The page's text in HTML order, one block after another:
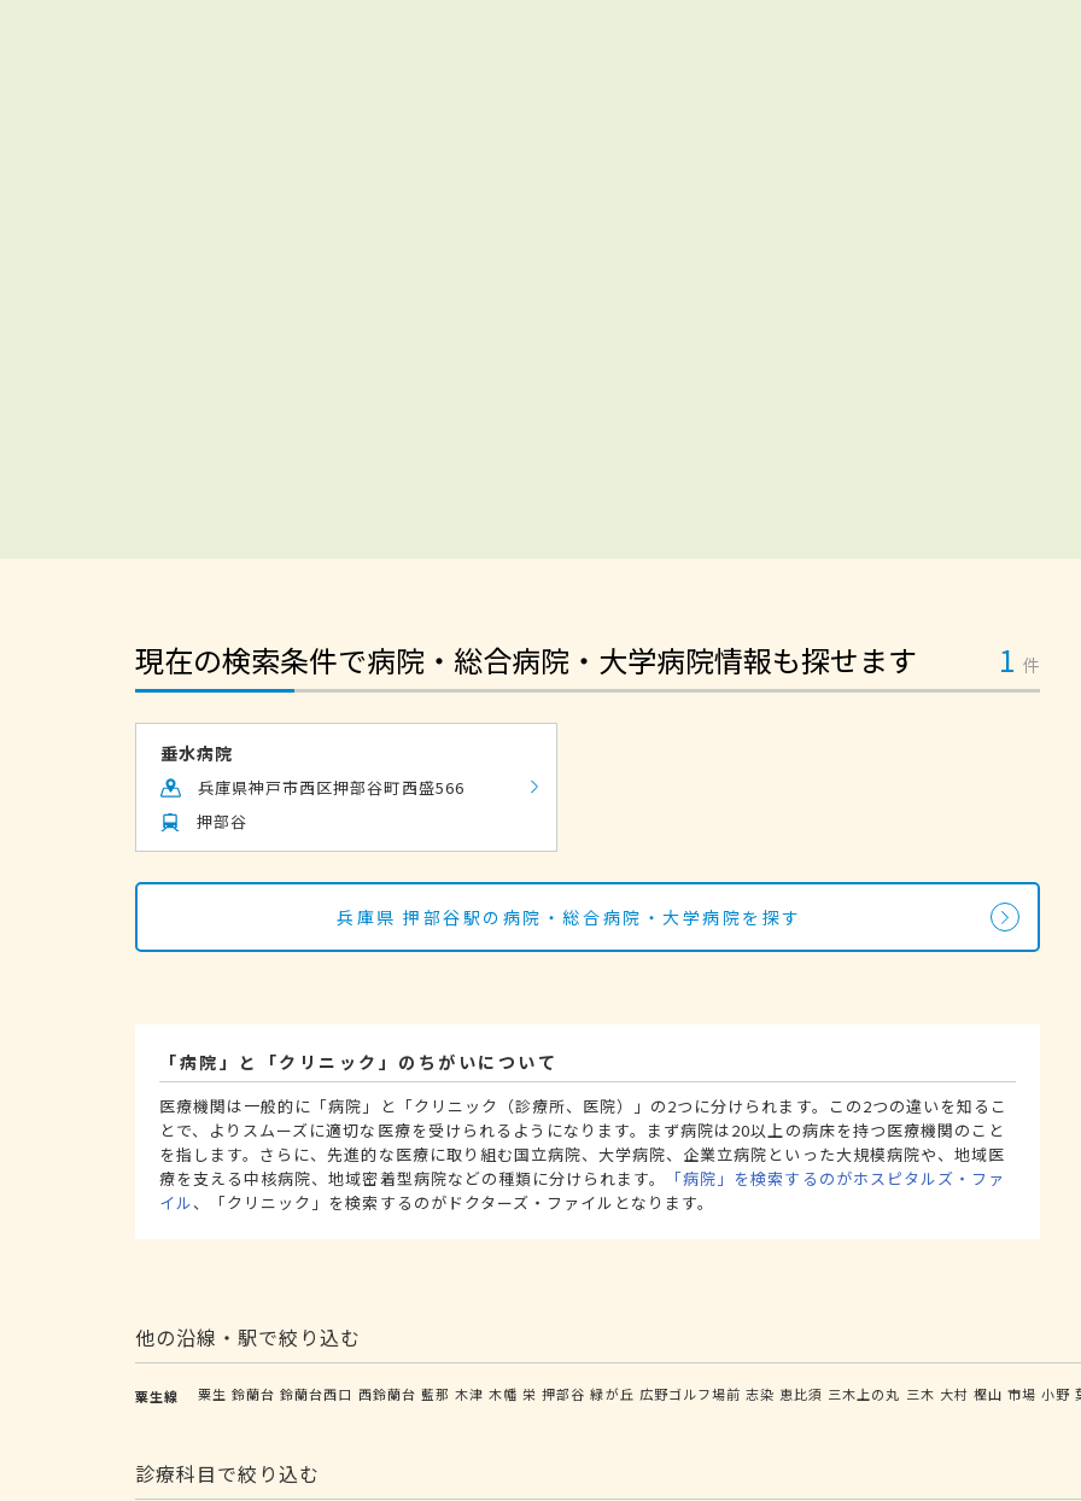
現在の検索条件で病院・総合病院・大学病院情報も探せます 1 件
垂水病院
兵庫県神戸市西区押部谷町西盛566
押部谷
兵庫県 押部谷駅の病院・総合病院・大学病院を探す
「病院」と「クリニック」のちがいについて
医療機関は一般的に「病院」と「クリニック（診療所、医院）」の2つに分けられます。この2つの違いを知るこ
とで、よりスムーズに適切な医療を受けられるようになります。まず病院は20以上の病床を持つ医療機関のこと
を指します。さらに、先進的な医療に取り組む国立病院、大学病院、企業立病院といった大規模病院や、地域医
療を支える中核病院、地域密着型病院などの種類に分けられます。
「病院」を検索するのがホスピタルズ・ファ
イル、「クリニック」を検索するのがドクターズ・ファイルとなります。
他の沿線・駅で絞り込む
粟生線 粟生 鈴蘭台 鈴蘭台西口 西鈴蘭台 藍那 木津 木幡 栄 押部谷 緑が丘 広野ゴルフ場前 志染 恵比須 三木上の丸 三木 大村 樫山 市場 小野
診療科目で絞り込む